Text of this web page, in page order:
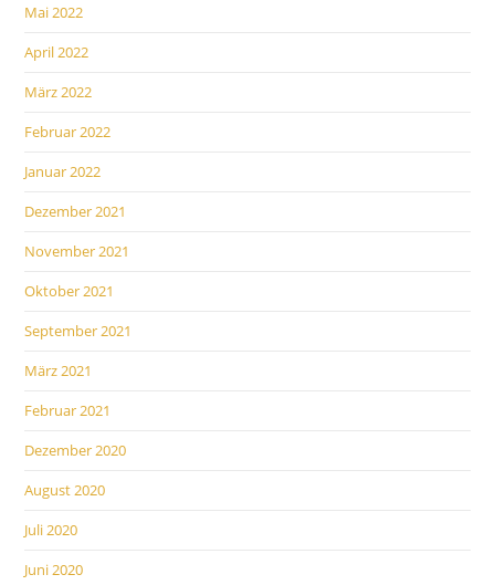
Mai 2022
April 2022
März 2022
Februar 2022
Januar 2022
Dezember 2021
November 2021
Oktober 2021
September 2021
März 2021
Februar 2021
Dezember 2020
August 2020
Juli 2020
Juni 2020